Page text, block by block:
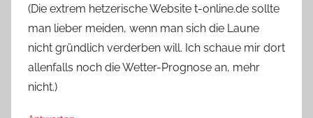
(Die extrem hetzerische Website t-online.de sollte
man lieber meiden, wenn man sich die Laune
nicht gründlich verderben will. Ich schaue mir dort
allenfalls noch die Wetter-Prognose an, mehr
nicht.)